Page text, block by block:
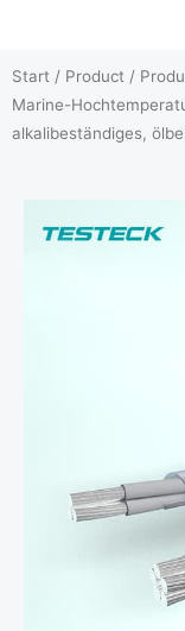
springen
Start / Product /
Marine-
alkalibeständiges,